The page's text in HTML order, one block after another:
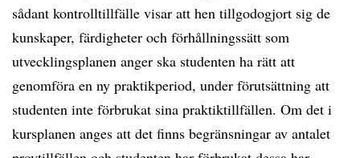
sådant kontrolltillfälle visar att hen tillgodogjort sig de
kunskaper, färdigheter och förhållningssätt som
utvecklingsplanen anger ska studenten ha rätt att
genomföra en ny praktikperiod, under förutsättning att
studenten inte förbrukat sina praktiktillfällen. Om det i
kursplanen anges att det finns begränsningar av antalet